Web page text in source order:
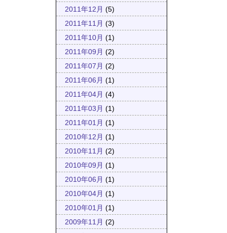
2011年12月 (5)
2011年11月 (3)
2011年10月 (1)
2011年09月 (2)
2011年07月 (2)
2011年06月 (1)
2011年04月 (4)
2011年03月 (1)
2011年01月 (1)
2010年12月 (1)
2010年11月 (2)
2010年09月 (1)
2010年06月 (1)
2010年04月 (1)
2010年01月 (1)
2009年11月 (2)